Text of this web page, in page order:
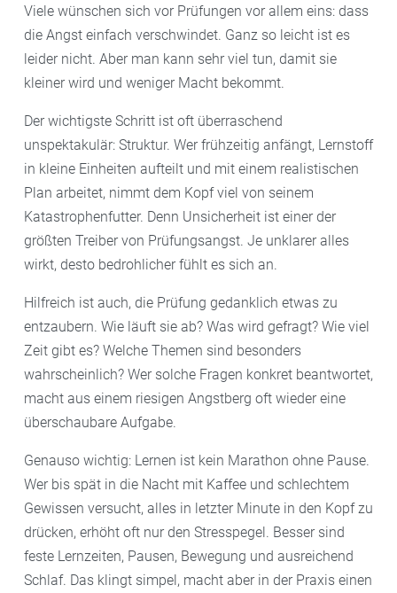
Viele wünschen sich vor Prüfungen vor allem eins: dass
die Angst einfach verschwindet. Ganz so leicht ist es
leider nicht. Aber man kann sehr viel tun, damit sie
kleiner wird und weniger Macht bekommt.
Der wichtigste Schritt ist oft überraschend
unspektakulär: Struktur. Wer frühzeitig anfängt, Lernstoff
in kleine Einheiten aufteilt und mit einem realistischen
Plan arbeitet, nimmt dem Kopf viel von seinem
Katastrophenfutter. Denn Unsicherheit ist einer der
größten Treiber von Prüfungsangst. Je unklarer alles
wirkt, desto bedrohlicher fühlt es sich an.
Hilfreich ist auch, die Prüfung gedanklich etwas zu
entzaubern. Wie läuft sie ab? Was wird gefragt? Wie viel
Zeit gibt es? Welche Themen sind besonders
wahrscheinlich? Wer solche Fragen konkret beantwortet,
macht aus einem riesigen Angstberg oft wieder eine
überschaubare Aufgabe.
Genauso wichtig: Lernen ist kein Marathon ohne Pause.
Wer bis spät in die Nacht mit Kaffee und schlechtem
Gewissen versucht, alles in letzter Minute in den Kopf zu
drücken, erhöht oft nur den Stresspegel. Besser sind
feste Lernzeiten, Pausen, Bewegung und ausreichend
Schlaf. Das klingt simpel, macht aber in der Praxis einen